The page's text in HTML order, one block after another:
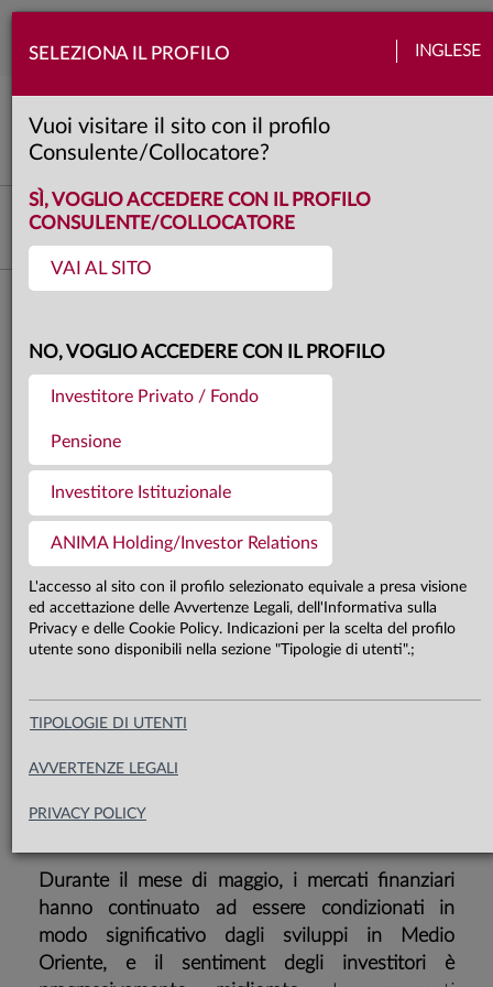
SELEZIONA IL PROFILO INGLESE
Vuoi visitare il sito con il profilo
Consulente/Collocatore?
SÌ, VOGLIO ACCEDERE CON IL PROFILO
CONSULENTE/COLLOCATORE
VAI AL SITO
NO, VOGLIO ACCEDERE CON IL PROFILO
Investitore Privato / Fondo
Pensione
Investitore Istituzionale
ANIMA Holding/Investor Relations
L'accesso al sito con il profilo selezionato equivale a presa visione
ed accettazione delle Avvertenze Legali, dell'Informativa sulla
Privacy e delle Cookie Policy. Indicazioni per la scelta del profilo
utente sono disponibili nella sezione "Tipologie di utenti".;
TIPOLOGIE DI UTENTI
AVVERTENZE LEGALI
PRIVACY POLICY
4 minuti
Investment Advisory
I MERCATI DI MAGGIO
2026
Il crescente ottimismo sulla
possibilità che Stati Uniti e Iran
raggiungano un accordo ha spinto al
ribasso il prezzo del petrolio e
ridimensionato i timori di uno shock
stagflazionistico; ne hanno
beneficiato sia i comparti governativi
che le attività rischiose, con la
tecnologia nuovamente protagonista
Durante il mese di maggio, i mercati finanziari
hanno continuato ad essere condizionati in
modo significativo dagli sviluppi in Medio
Oriente, e il sentiment degli investitori è